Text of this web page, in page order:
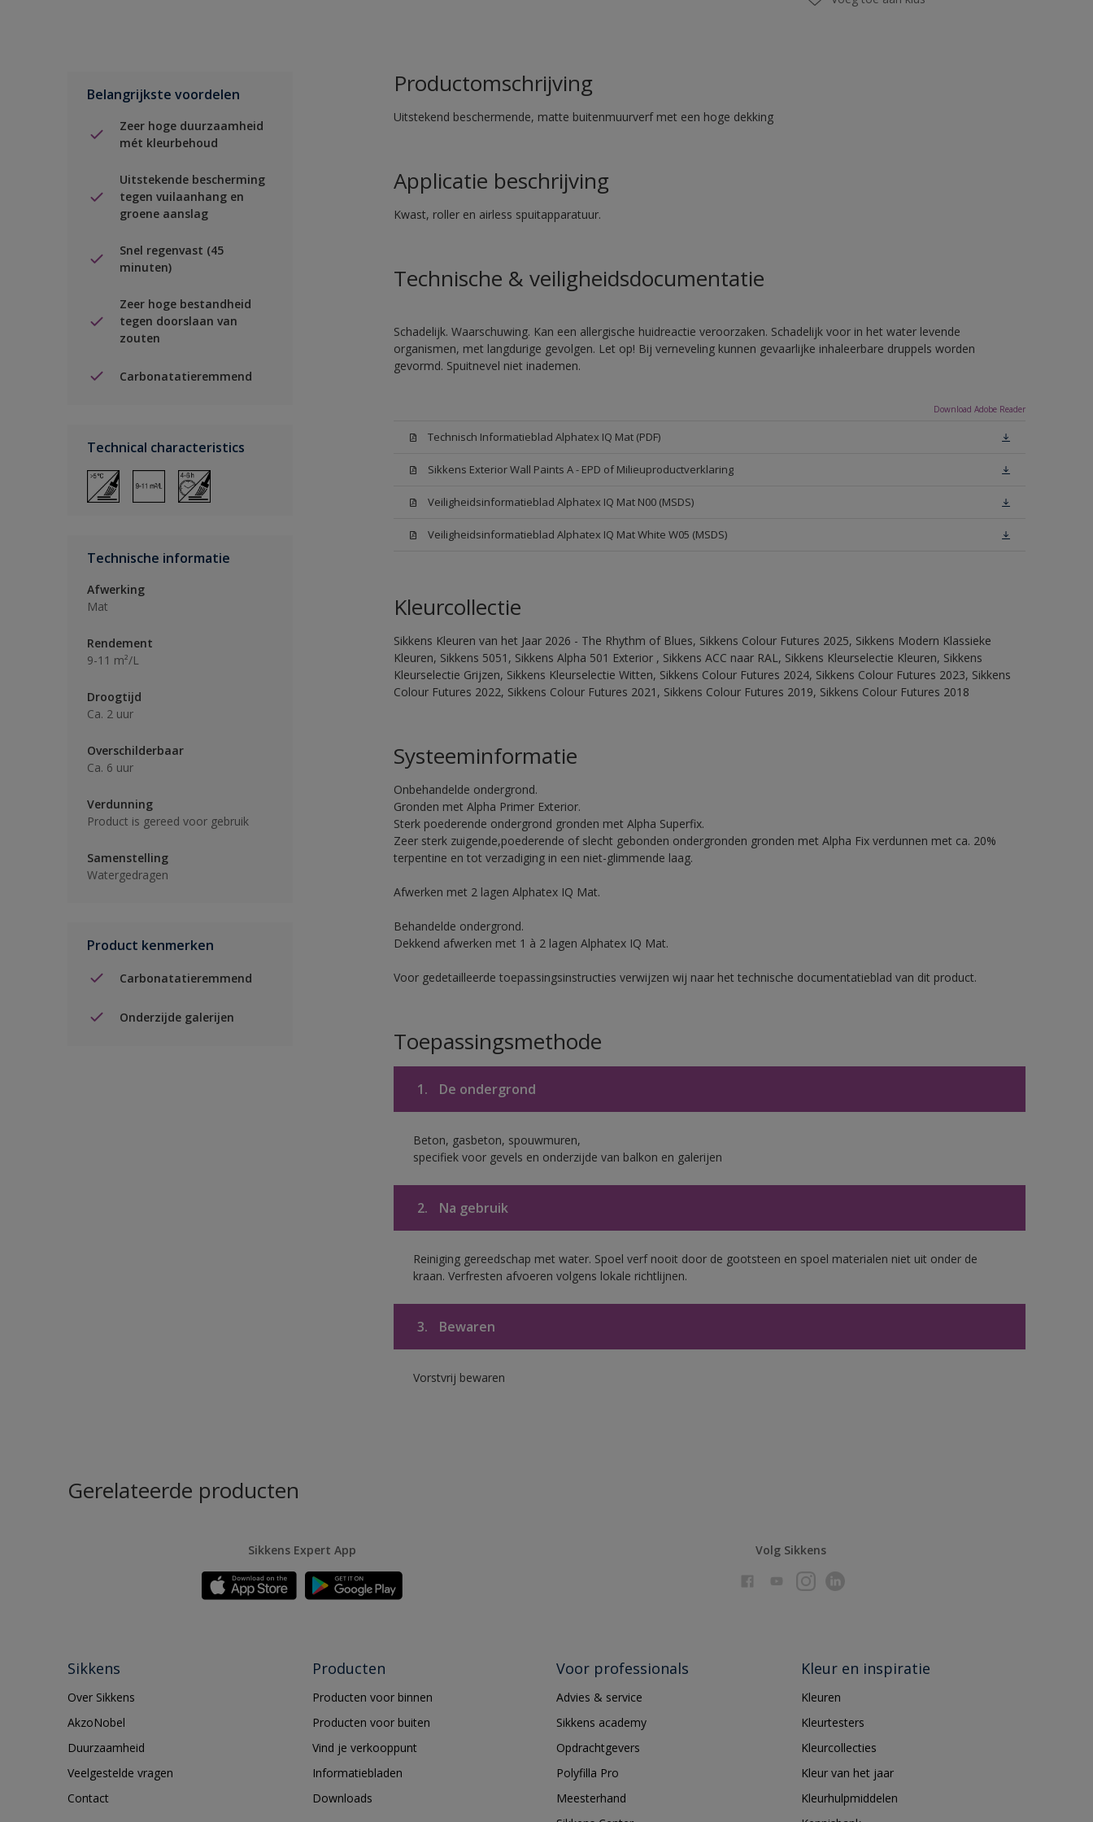
Belangrijkste voordelen
Zeer hoge duurzaamheid
mét kleurbehoud
Uitstekende bescherming
tegen vuilaanhang en
groene aanslag
Snel regenvast (45
minuten)
Zeer hoge bestandheid
tegen doorslaan van
zouten
Carbonatatieremmend
Technical characteristics
Technische informatie
Afwerking
Mat
Rendement
9-11 m²/L
Droogtijd
Ca. 2 uur
Overschilderbaar
Ca. 6 uur
Verdunning
Product is gereed voor gebruik
Samenstelling
Watergedragen
Product kenmerken
Carbonatatieremmend
Onderzijde galerijen
Productomschrijving
Uitstekend beschermende, matte buitenmuurverf met een hoge dekking
Applicatie beschrijving
Kwast, roller en airless spuitapparatuur.
Technische & veiligheidsdocumentatie
Schadelijk. Waarschuwing. Kan een allergische huidreactie veroorzaken. Schadelijk voor in het water levende
organismen, met langdurige gevolgen. Let op! Bij verneveling kunnen gevaarlijke inhaleerbare druppels worden
gevormd. Spuitnevel niet inademen.
Download Adobe Reader
Technisch Informatieblad Alphatex IQ Mat (PDF)
Sikkens Exterior Wall Paints A - EPD of Milieuproductverklaring
Veiligheidsinformatieblad Alphatex IQ Mat N00 (MSDS)
Veiligheidsinformatieblad Alphatex IQ Mat White W05 (MSDS)
Kleurcollectie
Sikkens Kleuren van het Jaar 2026 - The Rhythm of Blues, Sikkens Colour Futures 2025, Sikkens Modern Klassieke
Kleuren, Sikkens 5051, Sikkens Alpha 501 Exterior , Sikkens ACC naar RAL, Sikkens Kleurselectie Kleuren, Sikkens
Kleurselectie Grijzen, Sikkens Kleurselectie Witten, Sikkens Colour Futures 2024, Sikkens Colour Futures 2023, Sikkens
Colour Futures 2022, Sikkens Colour Futures 2021, Sikkens Colour Futures 2019, Sikkens Colour Futures 2018
Systeeminformatie
Onbehandelde ondergrond.
Gronden met Alpha Primer Exterior.
Sterk poederende ondergrond gronden met Alpha Superfix.
Zeer sterk zuigende,poederende of slecht gebonden ondergronden gronden met Alpha Fix verdunnen met ca. 20%
terpentine en tot verzadiging in een niet-glimmende laag.
Afwerken met 2 lagen Alphatex IQ Mat.
Behandelde ondergrond.
Dekkend afwerken met 1 à 2 lagen Alphatex IQ Mat.
Voor gedetailleerde toepassingsinstructies verwijzen wij naar het technische documentatieblad van dit product.
Toepassingsmethode
1. De ondergrond
Beton, gasbeton, spouwmuren,
specifiek voor gevels en onderzijde van balkon en galerijen
2. Na gebruik
Reiniging gereedschap met water. Spoel verf nooit door de gootsteen en spoel materialen niet uit onder de
kraan. Verfresten afvoeren volgens lokale richtlijnen.
3. Bewaren
Vorstvrij bewaren
Gerelateerde producten
Sikkens Expert App Volg Sikkens
Sikkens
Over Sikkens
AkzoNobel
Duurzaamheid
Veelgestelde vragen
Contact
Producten
Producten voor binnen
Producten voor buiten
Vind je verkooppunt
Informatiebladen
Downloads
Voor professionals
Advies & service
Sikkens academy
Opdrachtgevers
Polyfilla Pro
Meesterhand
Kleur en inspiratie
Kleuren
Kleurtesters
Kleurcollecties
Kleur van het jaar
Kleurhulpmiddelen